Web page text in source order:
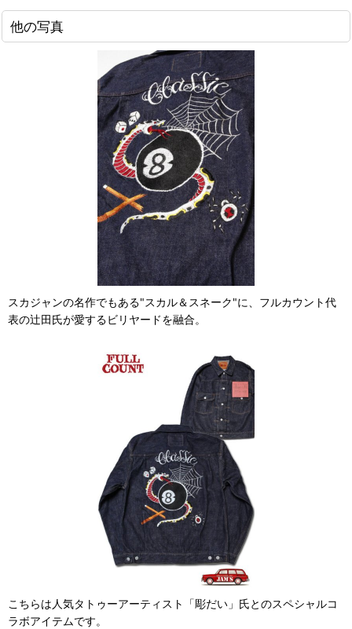
他の写真
スカジャンの名作でもある"スカル＆スネーク"に、フルカウント代
表の辻田氏が愛するビリヤードを融合。
こちらは人気タトゥーアーティスト「彫だい」氏とのスペシャルコ
ラボアイテムです。